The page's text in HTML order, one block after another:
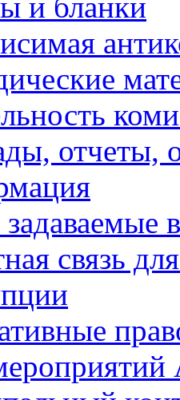
и бланки
отчеты,
задаваемые
связь